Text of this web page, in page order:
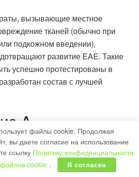
вызывающие местное
тканей (обычно при
подкожном введении),
развитие EAE. Такие
успешно протестированы в
состав с лучшей
A —
по оценке EAE
файлы cookie. Продолжая
вы даете согласие на использование
ссылку Политику конфиденциальности
cookie . Я согласен